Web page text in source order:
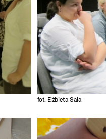
fot. Elżbieta Sala